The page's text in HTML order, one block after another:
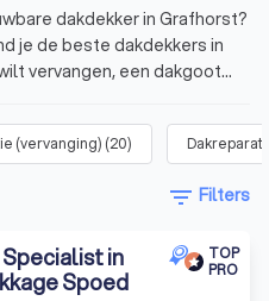
dakdekker in Grafhorst?
je de beste dakdekkers in
vervangen, een dakgoot
allround dakdekker vindt die
vind je een lijst van de 10
van 1000+ reviews.
(vervanging) (20)
filter_list Filters
in
Spoed
TOP
PRO